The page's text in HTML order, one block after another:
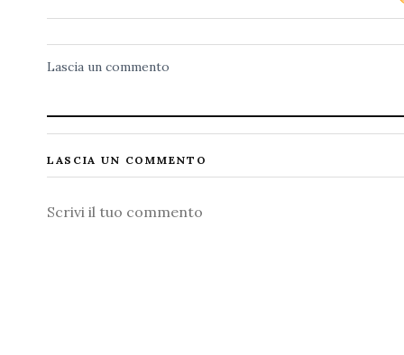
Lascia un commento
LASCIA UN COMMENTO
Commento